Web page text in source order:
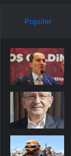
Popüler